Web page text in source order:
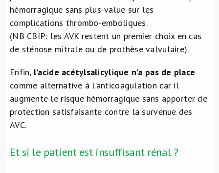
hémorragique sans plus-value sur les
complications thrombo-emboliques.
(NB CBIP: les AVK restent un premier choix en cas
de sténose mitrale ou de prothèse valvulaire).
Enfin, l’acide acétylsalicylique n’a pas de place
comme alternative à l’anticoagulation car il
augmente le risque hémorragique sans apporter de
protection satisfaisante contre la survenue des
AVC.
Et si le patient est insuffisant rénal ?